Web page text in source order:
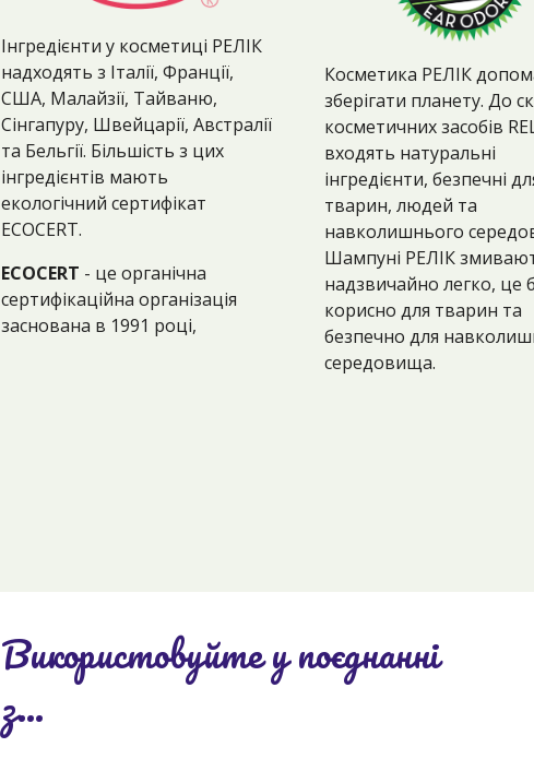
Інгредієнти у косметиці РЕЛІК
надходять з Італії, Франції,
США, Малайзії, Тайваню,
Сінгапуру, Швейцарії, Австралії
та Бельгії. Більшість з цих
інгредієнтів мають
екологічний сертифікат
ECOCERT.
ECOCERT - це органічна
сертифікаційна організація
заснована в 1991 році,
Косметика РЕЛІК
зберігати планету. До
косметичних засобів
входять натуральні
інгредієнти, безпечні
тварин, людей та
навколишнього
Шампуні РЕЛІК
надзвичайно легко, це
корисно для тварин та
безпечно для
середовища.
Використовуйте у поєднанні
з...